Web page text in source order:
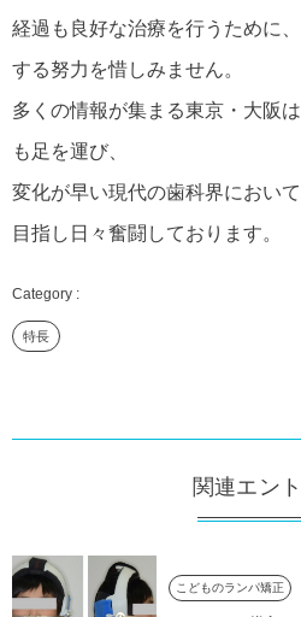
経過も良好な治療を行うために
する努力を惜しみません。
多くの情報が集まる東京・大阪
も足を運び、
変化が早い現代の歯科界におい
目指し日々奮闘しております。
特長
関連エン
こどものランパ矯正